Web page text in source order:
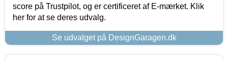
score på Trustpilot, og er certificeret af E-mærket. Klik
her for at se deres udvalg.
Se udvalget på DesignGaragen.dk